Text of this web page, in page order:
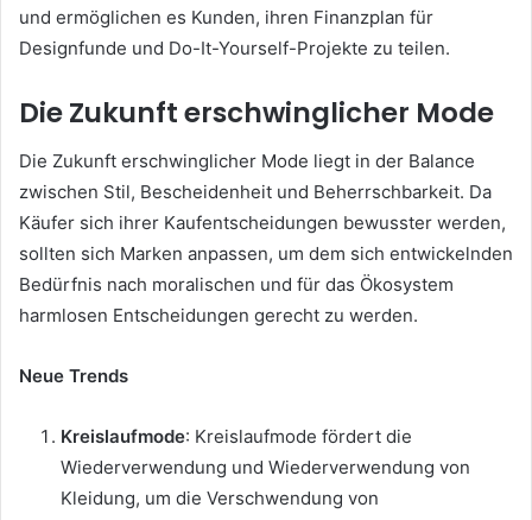
und ermöglichen es Kunden, ihren Finanzplan für
Designfunde und Do-It-Yourself-Projekte zu teilen.
Die Zukunft erschwinglicher Mode
Die Zukunft erschwinglicher Mode liegt in der Balance
zwischen Stil, Bescheidenheit und Beherrschbarkeit. Da
Käufer sich ihrer Kaufentscheidungen bewusster werden,
sollten sich Marken anpassen, um dem sich entwickelnden
Bedürfnis nach moralischen und für das Ökosystem
harmlosen Entscheidungen gerecht zu werden.
Neue Trends
Kreislaufmode: Kreislaufmode fördert die
Wiederverwendung und Wiederverwendung von
Kleidung, um die Verschwendung von